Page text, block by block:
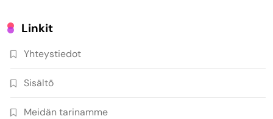
Linkit
Yhteystiedot
Sisältö
Meidän tarinamme